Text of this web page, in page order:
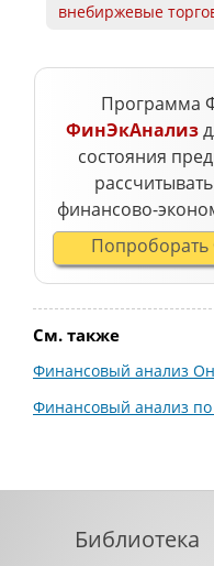
внебиржевые
Программа
ФинЭкАнализ
состояния
финансово-
См. также
Финансовый анализ
Финансовый анализ
Библиотека